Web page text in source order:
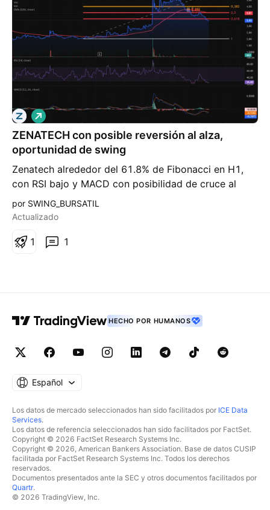
ZENATECH con posible reversión al alza,
oportunidad de swing
Zenatech alrededor del 61.8% de Fibonacci en H1,
con RSI bajo y MACD con posibilidad de cruce al
alza. Junto con buena noticia de TRUMP de convertir
a USA en el primer exportador de drones a nivel
fábrica en USA
L
a
r
o
por SWING_BURSATIL
Actualizado
1
1
HECHO POR HUMANOS
Español
Los datos de mercado seleccionados han sido facilitados por ICE Data
Services.
Los datos de referencia seleccionados han sido facilitados por FactSet.
Copyright © 2026 FactSet Research Systems Inc.
Copyright © 2026, American Bankers Association. Base de datos CUSIP
facilitada por FactSet Research Systems Inc. Todos los derechos
reservados.
Documentos presentados ante la SEC y otros documentos facilitados por
Quartr.
© 2026 TradingView, Inc.